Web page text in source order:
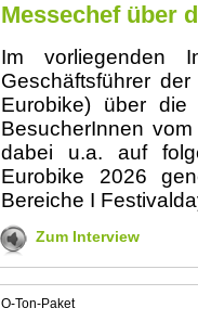
Messechef über
Im vorliegenden
Geschäftsführer
Eurobike) über
BesucherInnen
dabei u.a. auf
Eurobike 2026
Bereiche I
Zum Interview
O-Ton-Paket